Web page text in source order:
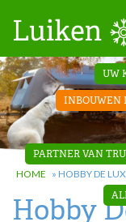
Projecten
Contact
Dakopbouw
airco’s
‘Onder de
UW
INBOUWEN
PARTNER VAN
HOME » HOBBY DE
Hobby